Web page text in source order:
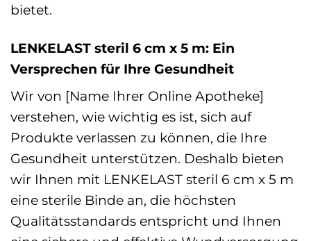
bietet.
LENKELAST steril 6 cm x 5 m: Ein
Versprechen für Ihre Gesundheit
Wir von [Name Ihrer Online Apotheke]
verstehen, wie wichtig es ist, sich auf
Produkte verlassen zu können, die Ihre
Gesundheit unterstützen. Deshalb bieten
wir Ihnen mit LENKELAST steril 6 cm x 5 m
eine sterile Binde an, die höchsten
Qualitätsstandards entspricht und Ihnen